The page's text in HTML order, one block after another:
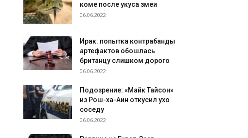
коме после укуса змеи
06.06.2022
Ирак: попытка контрабанды
артефактов обошлась
британцу слишком дорого
06.06.2022
Подозрение: «Майк Тайсон»
из Рош-ха-Аин откусил ухо
соседу
06.06.2022